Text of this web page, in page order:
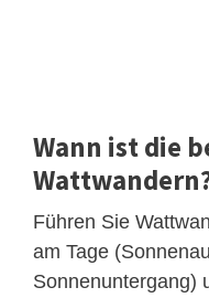
Wann ist die
Führen Sie
am Tage
Sonnenuntergang)